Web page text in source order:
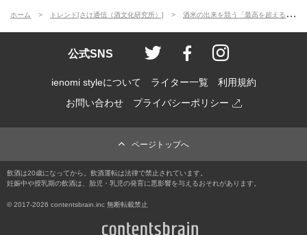
ホーム トレンド[さけ通信（酒文化研究所）] 酒米の出来を競う「最高を超える山田錦プロジェクト」、優勝は栃木県の早乙女農場！
公式SNS ienomi style[イ
ienomi style[
ienomi
ienomi styleについて ライター一覧
利用規約
お問い合わせ
プライバシーポリシー
ページトップへ
飲酒は20歳になってから。飲酒運転は法律で禁止されています。
妊娠中や授乳期の飲酒は、胎児・乳児の発育に悪影響を与えるおそれがあります。
© 2017-2026 contentsbrain.inc 無断転載禁止